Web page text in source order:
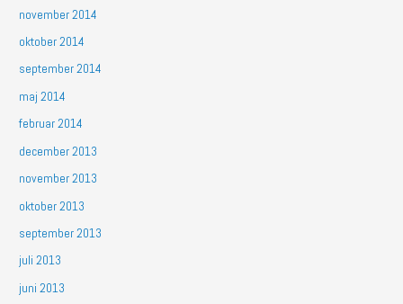
november 2014
oktober 2014
september 2014
maj 2014
februar 2014
december 2013
november 2013
oktober 2013
september 2013
juli 2013
juni 2013